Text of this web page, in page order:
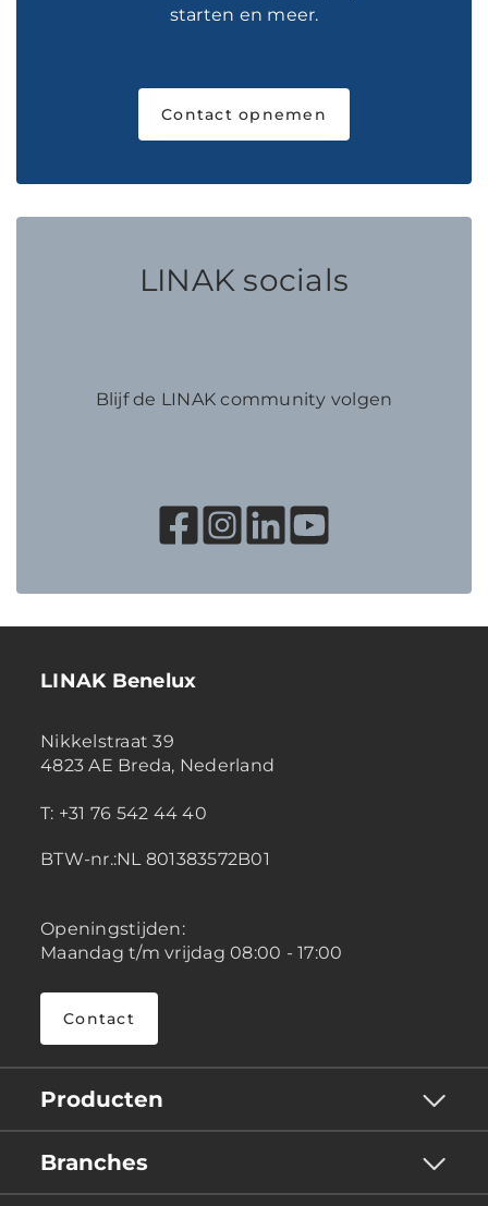
starten en meer.
Contact opnemen
LINAK socials
Blijf de LINAK community volgen
LINAK Benelux
Nikkelstraat 39
4823 AE Breda, Nederland
T: +31 76 542 44 40
BTW-nr.:NL 801383572B01
Openingstijden:
Maandag t/m vrijdag 08:00 - 17:00
Contact
Producten
Branches